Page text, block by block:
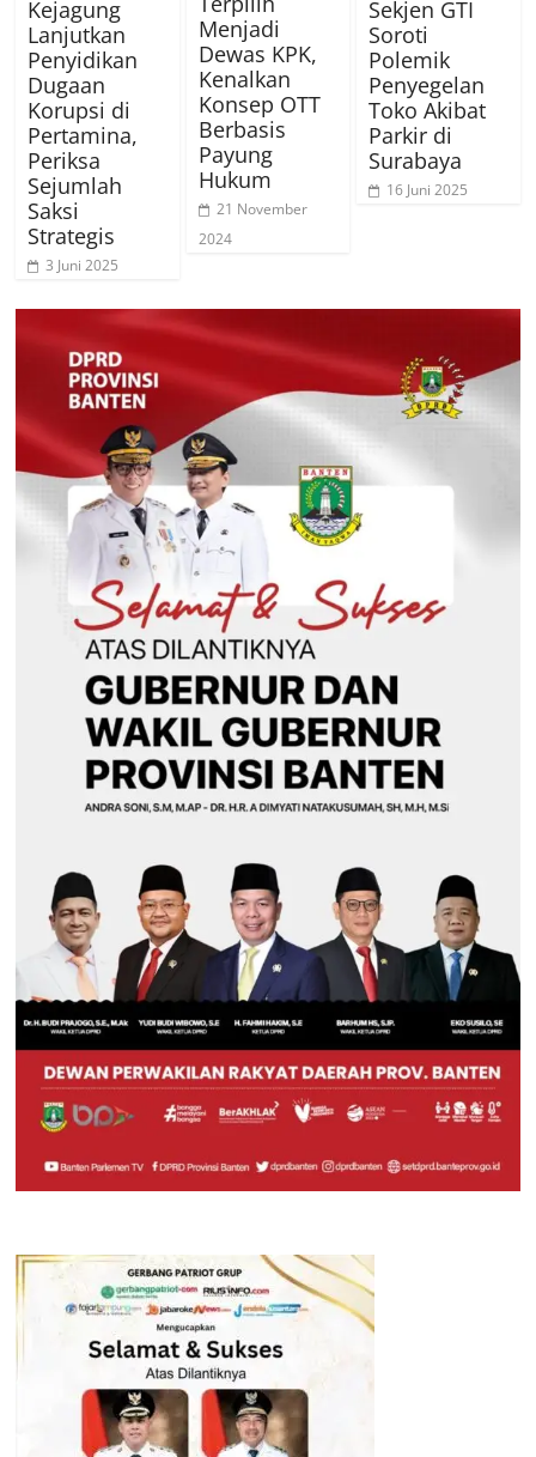
Kejagung
Lanjutkan
Penyidikan
Dugaan
Korupsi di
Pertamina,
Periksa
Sejumlah
Saksi
Strategis
3 Juni 2025
Menjadi
Dewas KPK,
Kenalkan
Konsep OTT
Berbasis
Payung
Hukum
21 November
2024
Sekjen GTI
Soroti
Polemik
Penyegelan
Toko Akibat
Parkir di
Surabaya
16 Juni 2025